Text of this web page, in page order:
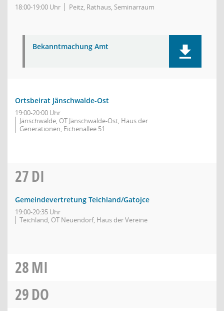
18:00-19:00 Uhr Peitz, Rathaus, Seminarraum
Bekanntmachung Amt
Ortsbeirat Jänschwalde-Ost
19:00-20:00 Uhr
Jänschwalde, OT Jänschwalde-Ost, Haus der
Generationen, Eichenallee 51
27DI
Gemeindevertretung Teichland/Gatojce
19:00-20:35 Uhr
Teichland, OT Neuendorf, Haus der Vereine
28MI
29DO